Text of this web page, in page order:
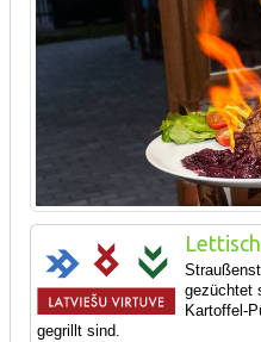
gezüchtet
Kartoffel-
gegrillt sind.